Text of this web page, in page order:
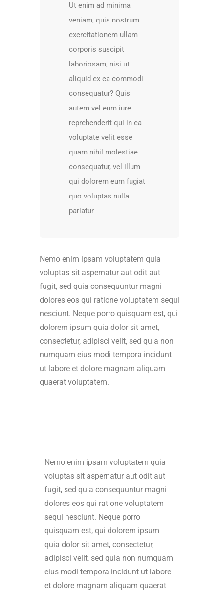
Ut enim ad minima
veniam, quis nostrum
exercitationem ullam
corporis suscipit
laboriosam, nisi ut
aliquid ex ea commodi
consequatur? Quis
autem vel eum iure
reprehenderit qui in ea
voluptate velit esse
quam nihil molestiae
consequatur, vel illum
qui dolorem eum fugiat
quo voluptas nulla
pariatur
Nemo enim ipsam voluptatem quia
voluptas sit aspernatur aut odit aut
fugit, sed quia consequuntur magni
dolores eos qui ratione voluptatem sequi
nesciunt. Neque porro quisquam est, qui
dolorem ipsum quia dolor sit amet,
consectetur, adipisci velit, sed quia non
numquam eius modi tempora incidunt
ut labore et dolore magnam aliquam
quaerat voluptatem.
Nemo enim ipsam voluptatem quia
voluptas sit aspernatur aut odit aut
fugit, sed quia consequuntur magni
dolores eos qui ratione voluptatem
sequi nesciunt. Neque porro
quisquam est, qui dolorem ipsum
quia dolor sit amet, consectetur,
adipisci velit, sed quia non numquam
eius modi tempora incidunt ut labore
et dolore magnam aliquam quaerat